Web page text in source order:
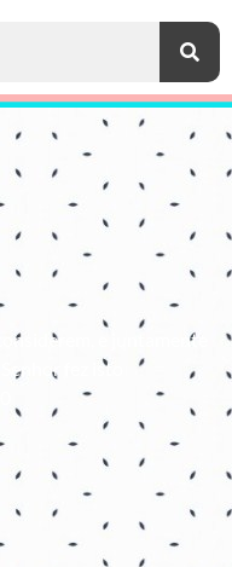
e juntamente
fez isto